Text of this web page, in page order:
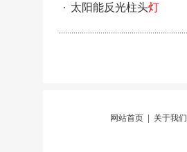
太阳能反光柱头灯
网站首页 关于我们